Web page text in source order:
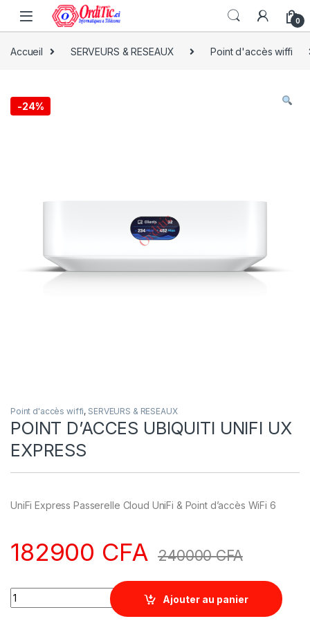
0
Accueil SERVEURS & RESEAUX Point d'accès wiffi
-24%
Point d'accès wiffi, SERVEURS & RESEAUX
POINT D’ACCES UBIQUITI UNIFI UX
EXPRESS
UniFi Express Passerelle Cloud UniFi & Point d’accès WiFi 6
182900 CFA 240000CFA
Quantity
Ajouter au panier